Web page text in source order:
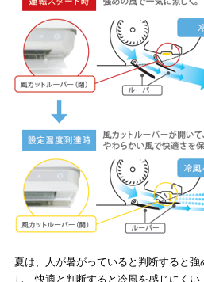
夏は、人が暑がっていると判断すると強
し、快適と判断すると冷風を感じにく